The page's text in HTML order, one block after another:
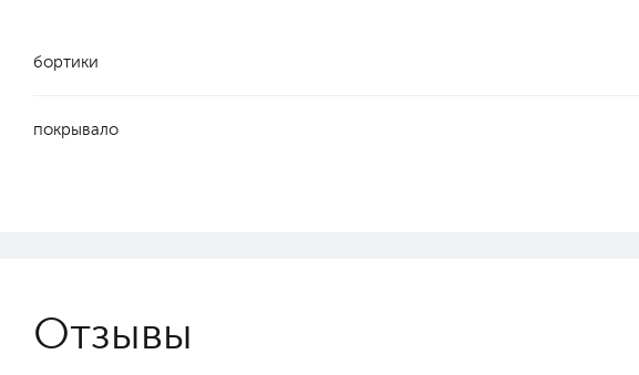
бортики
покрывало
Отзывы